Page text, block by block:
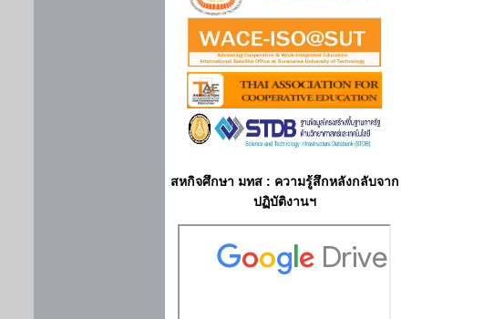
สหกิจศึกษา มทส : ความรู้สึกหลังกลับจาก
ปฏิบัติงานฯ